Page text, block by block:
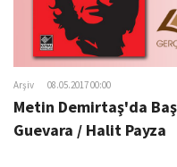
Arşiv 08.05.2017 00:00
Metin Demirtaş'da
Guevara / Halit Payza